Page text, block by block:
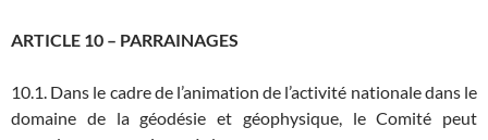
ARTICLE 10 – PARRAINAGES
10.1. Dans le cadre de l’animation de l’activité nationale dans le
domaine de la géodésie et géophysique, le Comité peut